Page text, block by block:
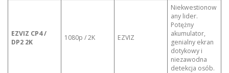
EZVIZ CP4 /
DP2 2K
1080p / 2K EZVIZ
Niekwestionow
any lider.
Potężny
akumulator,
genialny ekran
dotykowy i
niezawodna
detekcja osób.